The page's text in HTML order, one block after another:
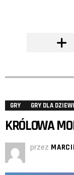
GRY GRY DLA
KRÓLOWA
przez